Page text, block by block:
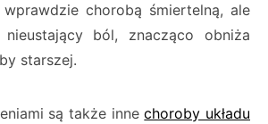
chorobą śmiertelną, ale
ból, znacząco obniża
starszej.
są także innechoroby układu